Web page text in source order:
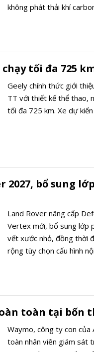
không phát thải khí
tối đa 725
Geely chính thức giới
TT với thiết kế thể thao,
tối đa 725 km. Xe dự
2027, bổ sung
Land Rover nâng cấp
Vertex mới, bổ sung lớp
vết xước nhỏ, đồng thời
rộng tùy chọn cấu hình
toàn tại bốn
Waymo, công ty con của
toàn nhân viên giám sát